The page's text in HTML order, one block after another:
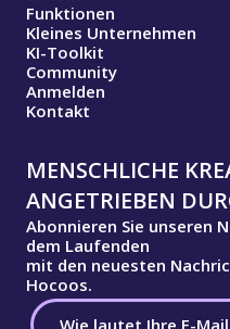
Funktionen
Kleines Unternehmen
KI-Toolkit
Community
Anmelden
Kontakt
MENSCHLICHE
ANGETRIEBEN
Abonnieren Sie unseren
dem Laufenden
mit den neuesten
Hocoos.